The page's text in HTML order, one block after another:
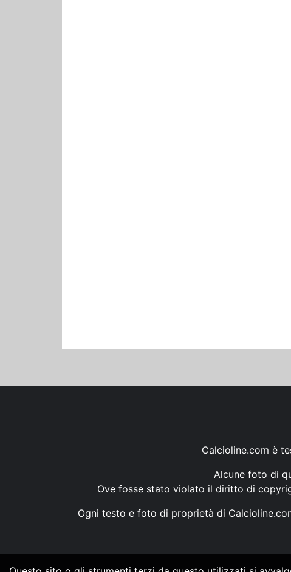
Calcioline.com è
Alcune foto di
Ove fosse stato violato il diritto di
Ogni testo e foto di proprietà di